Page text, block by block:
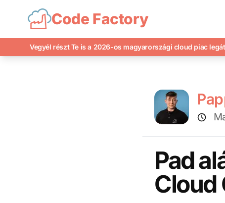
Code Factory
Vegyél részt Te is a 2026-os magyarországi cloud piac
Pad
Cloud